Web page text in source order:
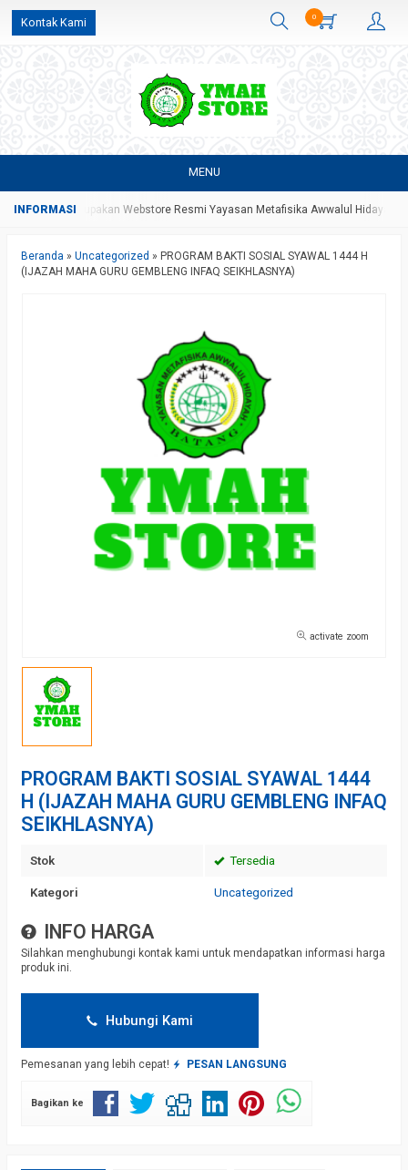
Kontak Kami 0
MENU
Yang Merupakan Webstore Resmi Yayasan Metafisika Awwalul Hidayah
Beranda » Uncategorized » PROGRAM BAKTI SOSIAL SYAWAL 1444 H
(IJAZAH MAHA GURU GEMBLENG INFAQ SEIKHLASNYA)
activate zoom
PROGRAM BAKTI SOSIAL SYAWAL 1444
H (IJAZAH MAHA GURU GEMBLENG INFAQ
SEIKHLASNYA)
Stok Tersedia
Kategori Uncategorized
INFO HARGA
Silahkan menghubungi kontak kami untuk mendapatkan informasi harga
produk ini.
Hubungi Kami
Pemesanan yang lebih cepat! PESAN LANGSUNG
Bagikan ke